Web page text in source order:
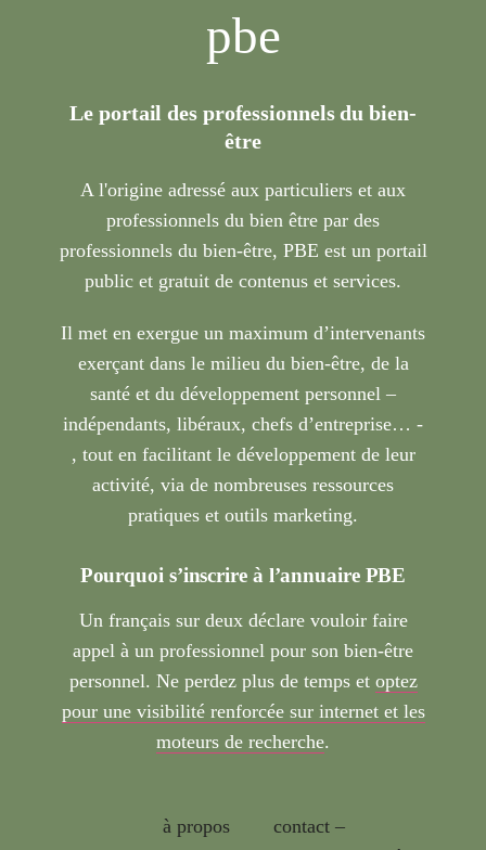
pbe
Le portail des professionnels du bien-
être
A l'origine adressé aux particuliers et aux
professionnels du bien être par des
professionnels du bien-être, PBE est un portail
public et gratuit de contenus et services.
Il met en exergue un maximum d’intervenants
exerçant dans le milieu du bien-être, de la
santé et du développement personnel –
indépendants, libéraux, chefs d’entreprise… -
, tout en facilitant le développement de leur
activité, via de nombreuses ressources
pratiques et outils marketing.
Pourquoi s’inscrire à l’annuaire PBE
Un français sur deux déclare vouloir faire
appel à un professionnel pour son bien-être
personnel. Ne perdez plus de temps et optez
pour une visibilité renforcée sur internet et les
moteurs de recherche.
à propos
contact –